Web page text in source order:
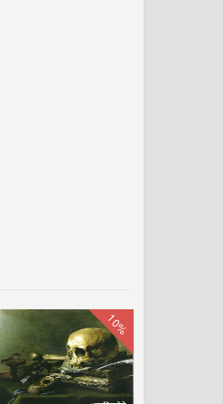
10%